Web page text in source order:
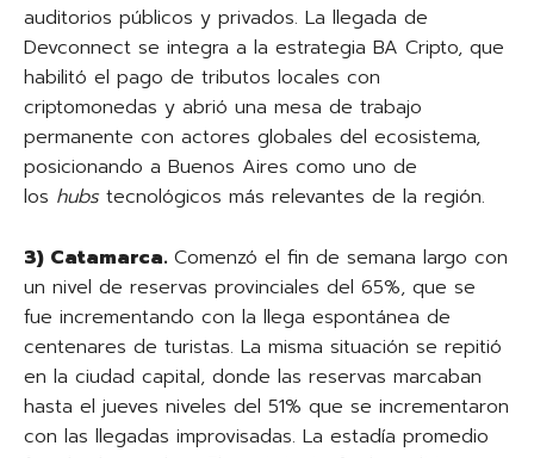
auditorios públicos y privados. La llegada de
Devconnect se integra a la estrategia BA Cripto, que
habilitó el pago de tributos locales con
criptomonedas y abrió una mesa de trabajo
permanente con actores globales del ecosistema,
posicionando a Buenos Aires como uno de
los hubs tecnológicos más relevantes de la región.
3) Catamarca. Comenzó el fin de semana largo con
un nivel de reservas provinciales del 65%, que se
fue incrementando con la llega espontánea de
centenares de turistas. La misma situación se repitió
en la ciudad capital, donde las reservas marcaban
hasta el jueves niveles del 51% que se incrementaron
con las llegadas improvisadas. La estadía promedio